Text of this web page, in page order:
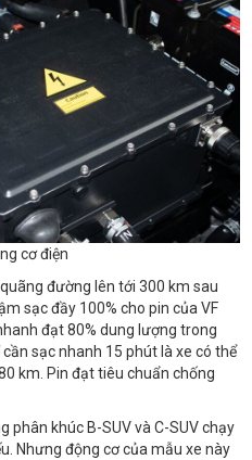
cơ điện
đường lên tới 300 km sau
sạc đầy 100% cho pin của VF
đạt 80% dung lượng trong
sạc nhanh 15 phút là xe có thể
km. Pin đạt tiêu chuẩn chống
phân khúc B-SUV và C-SUV chạy
Nhưng động cơ của mẫu xe này